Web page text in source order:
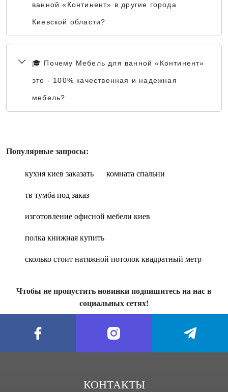
ванной «Континент» в другие города
Киевской области?
🎓 Почему Мебель для ванной «Континент»
это - 100% качественная и надежная
мебель?
Популярные запросы:
кухня киев заказать
комната спальни
тв тумба под заказ
изготовление офисной мебели киев
полка книжная купить
сколько стоит натяжной потолок квадратный метр
Чтобы не пропустить новинки подпишитесь на нас в
социальных сетях!
КОНТАКТЫ